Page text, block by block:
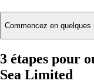
Commencez en quelques
3 étapes pour
Sea Limited